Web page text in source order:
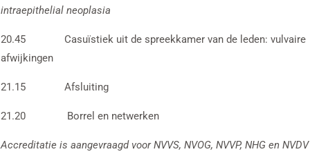
intraepithelial neoplasia
20.45 Casuïstiek uit de spreekkamer van de leden: vulvaire
afwijkingen
21.15 Afsluiting
21.20 Borrel en netwerken
Accreditatie is aangevraagd voor NVVS, NVOG, NVVP, NHG en NVDV